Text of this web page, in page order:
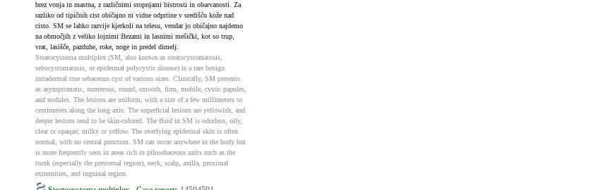
brez vonja in mastna, z različnimi stopnjami bistrosti in obarvanosti. Za
razliko od tipičnih cist običajno ni vidne odprtine v središču kože nad
cisto. SM se lahko razvije kjerkoli na telesu, vendar jo običajno najdemo
na območjih z veliko lojnimi žlezami in lasnimi mešički, kot so trup,
vrat, lasišče, pazduhe, roke, noge in predel dimelj.
Steatocystoma multiplex (SM, also known as steatocystomatosis,
sebocystomatosis, or epidermal polycystic disease) is a rare benign
intradermal true sebaceous cyst of various sizes. Clinically, SM presents
as asymptomatic, numerous, round, smooth, firm, mobile, cystic papules,
and nodules. The lesions are uniform, with a size of a few millimeters to
centimeters along the long axis. The superficial lesions are yellowish, and
deeper lesions tend to be skin-colored. The fluid in SM is odorless, oily,
clear or opaque, milky or yellow. The overlying epidermal skin is often
normal, with no central punctum. SM can occur anywhere in the body but
is more frequently seen in areas rich in pilosebaceous units such as the
trunk (especially the presternal region), neck, scalp, axilla, proximal
extremities, and inguinal region.